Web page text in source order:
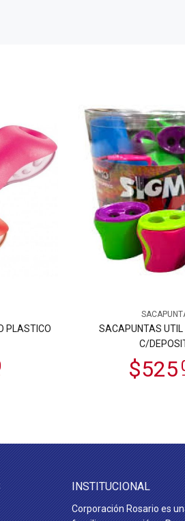
PLASTICO
SACAPUNTAS UTIL
C/
INSTITUCIONAL
Corporación Rosario es